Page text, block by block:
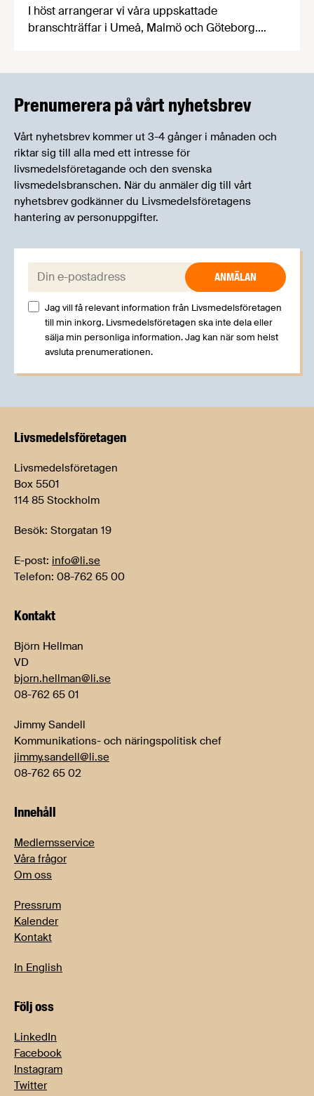
I höst arrangerar vi våra uppskattade
branschträffar i Umeå, Malmö och Göteborg.
Prenumerera på vårt nyhetsbrev
Vårt nyhetsbrev kommer ut 3-4 gånger i månaden och
riktar sig till alla med ett intresse för
livsmedelsföretagande och den svenska
livsmedelsbranschen. När du anmäler dig till vårt
nyhetsbrev godkänner du Livsmedelsföretagens
hantering av personuppgifter.
E-post:
Jag vill få relevant information från Livsmedelsföretagen
till min inkorg. Livsmedelsföretagen ska inte dela eller
sälja min personliga information. Jag kan när som helst
avsluta prenumerationen.
Livsmedels­företagen
Livsmedelsföretagen
Box 5501
114 85 Stockholm
Besök: Storgatan 19
E-post: info@li.se
Telefon: 08-762 65 00
Kontakt
Björn Hellman
VD
bjorn.hellman@li.se
08-762 65 01
Jimmy Sandell
Kommunikations- och näringspolitisk chef
jimmy.sandell@li.se
08-762 65 02
Innehåll
Medlemsservice
Våra frågor
Om oss
Pressrum
Kalender
Kontakt
In English
Följ oss
LinkedIn
Facebook
Instagram
Twitter